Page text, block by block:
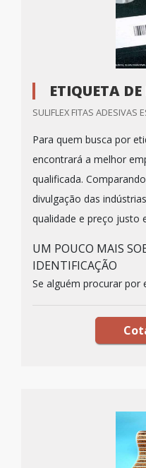
ETIQUETA
SULIFLEX FITAS ADESIVAS
Para quem busca por
encontrará a melhor
qualificada.
divulgação das
qualidade e preço justo
UM POUCO MAIS
IDENTIFICAÇÃO
Se alguém procurar por